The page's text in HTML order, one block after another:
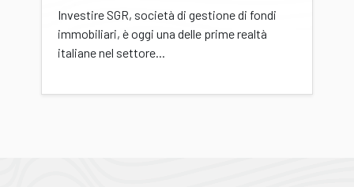
Investire SGR, società di gestione di fondi
immobiliari, è oggi una delle prime realtà
italiane nel settore...